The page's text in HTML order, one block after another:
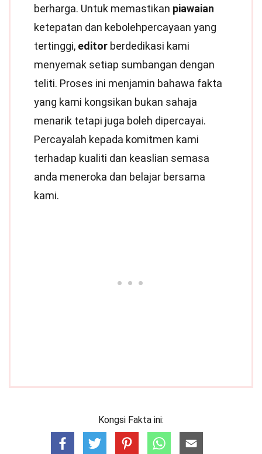
berharga. Untuk memastikan piawaian
ketepatan dan kebolehpercayaan yang
tertinggi, editor berdedikasi kami
menyemak setiap sumbangan dengan
teliti. Proses ini menjamin bahawa fakta
yang kami kongsikan bukan sahaja
menarik tetapi juga boleh dipercayai.
Percayalah kepada komitmen kami
terhadap kualiti dan keaslian semasa
anda meneroka dan belajar bersama
kami.
Kongsi Fakta ini: